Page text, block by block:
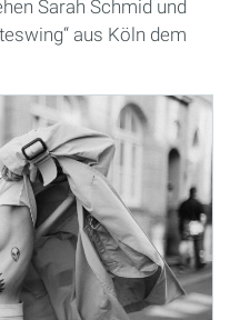
Sarah Schmid und
aus Köln dem